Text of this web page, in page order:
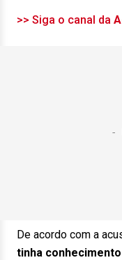
>> Siga o canal da
De acordo com a
tinha